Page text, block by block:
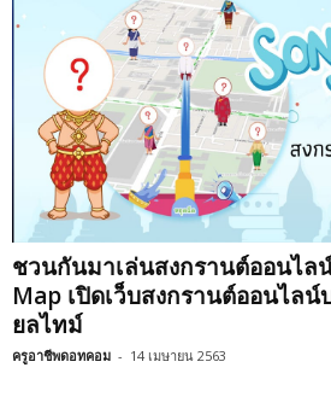
ชวนกันมาเล่นสงกรานต์ออนไล
Map เปิดเว็บสงกรานต์ออนไล
ยลไทม์
ครูอาชีพดอทคอม - 14 เมษายน 2563